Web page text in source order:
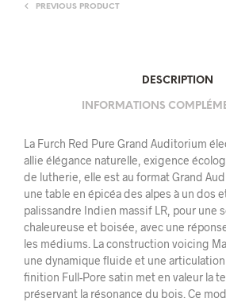
PREVIOUS PRODUCT
DESCRIPTION
INFORMATIONS
La Furch Red Pure Grand Auditorium
allie élégance naturelle, exigence
de lutherie, elle est au format Grand
une table en épicéa des alpes à un dos
palissandre Indien massif LR, pour une
chaleureuse et boisée, avec une
les médiums. La construction voicing
une dynamique fluide et une
finition Full-Pore satin met en valeur la
préservant la résonance du bois. Ce